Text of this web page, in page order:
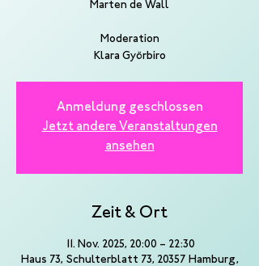
Marten de Wall
Moderation
Klara Györbiro
Anmeldung geschlossen
Jetzt andere Veranstaltungen
ansehen
Zeit & Ort
11. Nov. 2025, 20:00 – 22:30
Haus 73, Schulterblatt 73, 20357 Hamburg,